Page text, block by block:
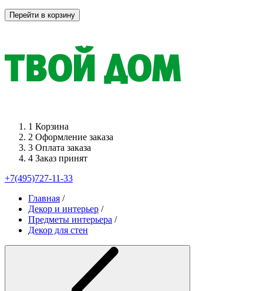
Перейти в корзину
1 Корзина
2 Оформление заказа
3 Оплата заказа
4 Заказ принят
+7(495)727-11-33
Главная /
Декор и интерьер /
Предметы интерьера /
Декор для стен